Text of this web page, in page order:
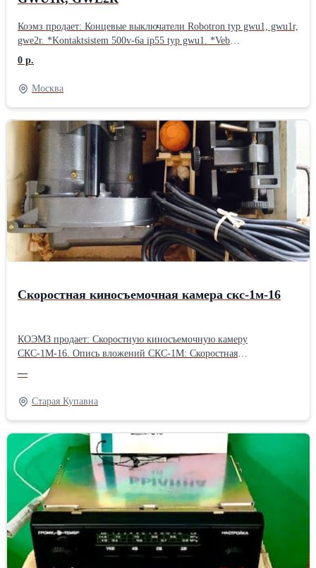
Коэмз продает: Концевые выключатели Robotron typ gwu1, gwu1r,
gwe2r. *Kontaktsistem 500v-6a ip55 typ gwu1. *Veb
elektroschalgerate 500v 6a~ip55 leipzig DDR typ gwu1r. *Veb
elektroschalgerate leipzig DDR 500v 6a~ip55 typ gwe2r.
*Kontaktsystem typ gwe2r 500v 6a~ip55. Производитель:
KONTAKT SISTEM. Made in DDR. Подробности по телефону
или на сайте:
0 р.
Москва
Скоростная киносъемочная камера скс-1м-16
КОЭМЗ продает: Скоростную киносъемочную камеру
СКС-1М-16. Опись вложений СКС-1М: Скоростная
"РОЗ-3М". Приспособление для наводки. Электрошнур. Коробка
с бобиной. ЗИП. Подробности по телефону или на сайте:
—
Старая Купавна